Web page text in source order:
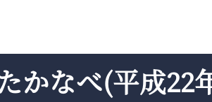
かなべ(平成22